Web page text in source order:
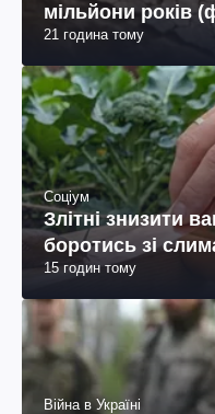
мільйони років
21 година тому
Соціум
Злітні знизити
боротись зі
15 годин тому
Війна в Україні